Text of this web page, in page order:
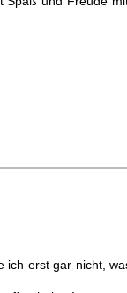
erst gar nicht,